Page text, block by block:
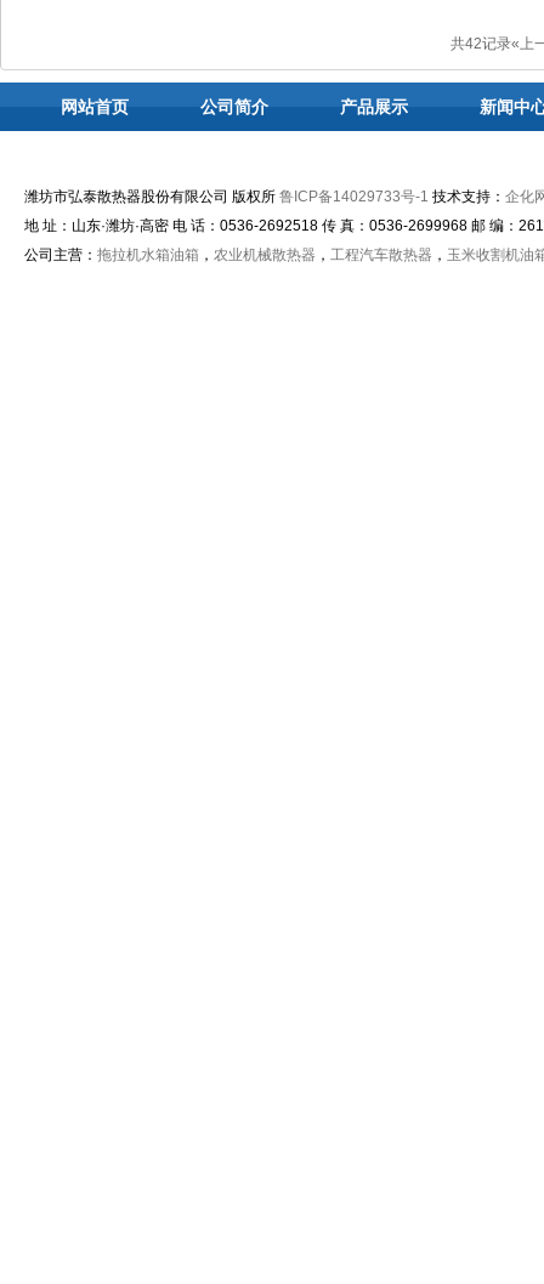
共42记录«上
网站首页 公司简介 产品展示 新闻中
潍坊市弘泰散热器股份有限公司 版权所 鲁ICP备14029733号-1 技术支持： 企化
地 址：山东·潍坊·高密 电 话：0536-2692518 传 真：0536-2699968 邮 编：
公司主营： 拖拉机水箱油箱 ， 农业机械散热器 ， 工程汽车散热器 ， 玉米收割机油